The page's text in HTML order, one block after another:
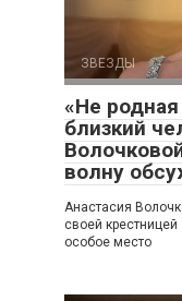
ЗВЕЗДЫ
«Не
близкий
волну
Анастасия
своей
особое место